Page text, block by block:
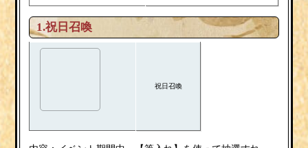
1.祝日召喚
祝日召喚